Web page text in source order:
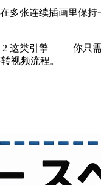
多张连续插画里保
2 这类引擎 —— 你只
视频流程。